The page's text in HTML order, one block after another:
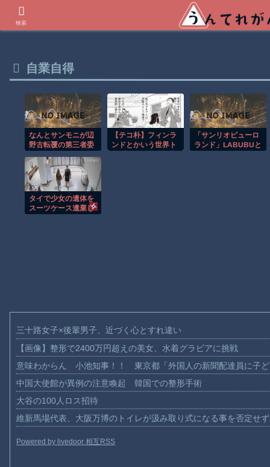
自業自得
なんとサンモニが辺
野古転覆の第三者委
論があまりにもアレ
すぎており……
【テコ朴】フィンラ
ンドとかいう世界ト
「サンリオピューロ
ランド」LABUBUと
タイで少女の遺体を
スーツケース遺棄し
三十路女子×後輩男子、近づく心とすれ違い
【画像】整形で2400万円超えの美女、水着グラビアに挑戦
意味わからん 小池知事！！ 東京都「外国人の新聞配達員に子ど
中国大使館が異例の注意喚起 韓国での整形手術
大谷の100人ロス招待
維新馬場代表、大阪万博のトイレが汲み取り式になる事を否定せ
Powered by livedoor 相互RSS
検索